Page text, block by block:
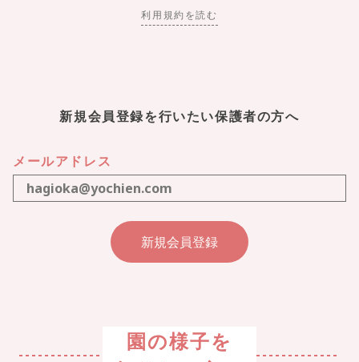
利用規約を読む
新規会員登録を行いたい保護者の方へ
メールアドレス
園の様子を